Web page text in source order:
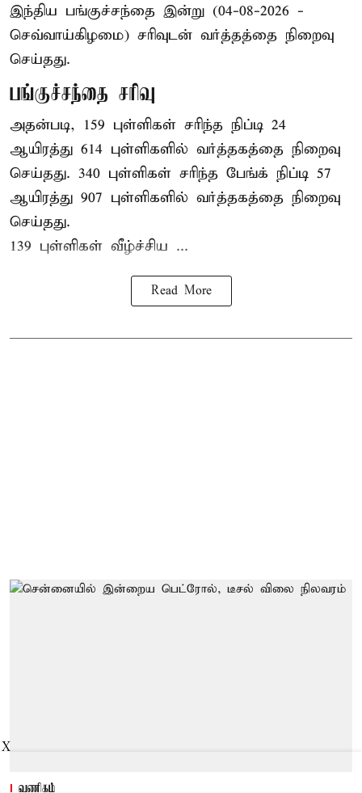
இந்திய பங்குச்சந்தை இன்று (04-08-2026 -
செவ்வாய்கிழமை) சரிவுடன் வர்த்தத்தை நிறைவு
செய்தது.
பங்குச்சந்தை சரிவு
அதன்படி, 159 புள்ளிகள் சரிந்த நிப்டி 24
ஆயிரத்து 614 புள்ளிகளில் வர்த்தகத்தை நிறைவு
செய்தது. 340 புள்ளிகள் சரிந்த பேங்க் நிப்டி 57
ஆயிரத்து 907 புள்ளிகளில் வர்த்தகத்தை நிறைவு
செய்தது.
139 புள்ளிகள் வீழ்ச்சிய ...
Read More
வணிகம்
X